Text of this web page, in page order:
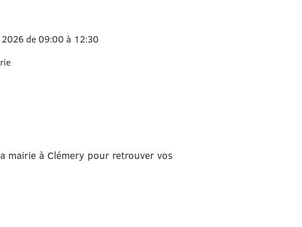
de 09:00 à 12:30
mairie à Clémery pour retrouver vos